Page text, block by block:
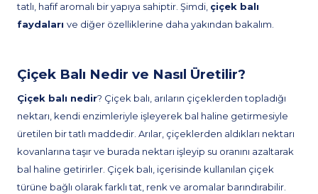
tatlı, hafif aromalı bir yapıya sahiptir. Şimdi, çiçek balı
faydaları ve diğer özelliklerine daha yakından bakalım.
Çiçek Balı Nedir ve Nasıl Üretilir?
Çiçek balı nedir? Çiçek balı, arıların çiçeklerden topladığı
nektarı, kendi enzimleriyle işleyerek bal haline getirmesiyle
üretilen bir tatlı maddedir. Arılar, çiçeklerden aldıkları nektarı
kovanlarına taşır ve burada nektarı işleyip su oranını azaltarak
bal haline getirirler. Çiçek balı, içerisinde kullanılan çiçek
türüne bağlı olarak farklı tat, renk ve aromalar barındırabilir.